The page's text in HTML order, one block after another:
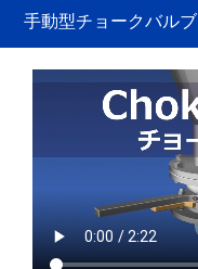
手動型チョークバルブ